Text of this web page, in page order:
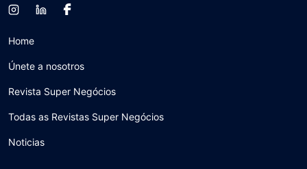
Home
Únete a nosotros
Revista Super Negócios
Todas as Revistas Super Negócios
Noticias